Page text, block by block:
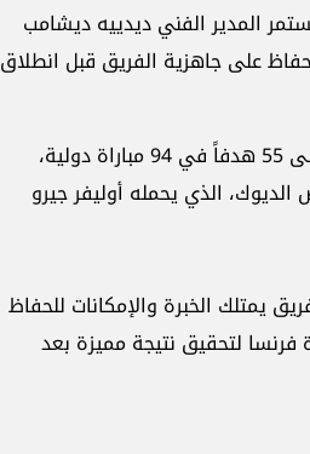
المدير الفني ديدييه ديشامب
على جاهزية الفريق قبل انطلاق
ويواصل مبابي تعزيز سجله القياسي مع منتخب فرنسا، إذ رفع رصيده إلى 55 هدفاً في 94 مباراة دولية،
الذي يحمله أوليفر جيرو
يمتلك الخبرة والإمكانات للحفاظ
إلى قيادة فرنسا لتحقيق نتيجة مميزة بعد